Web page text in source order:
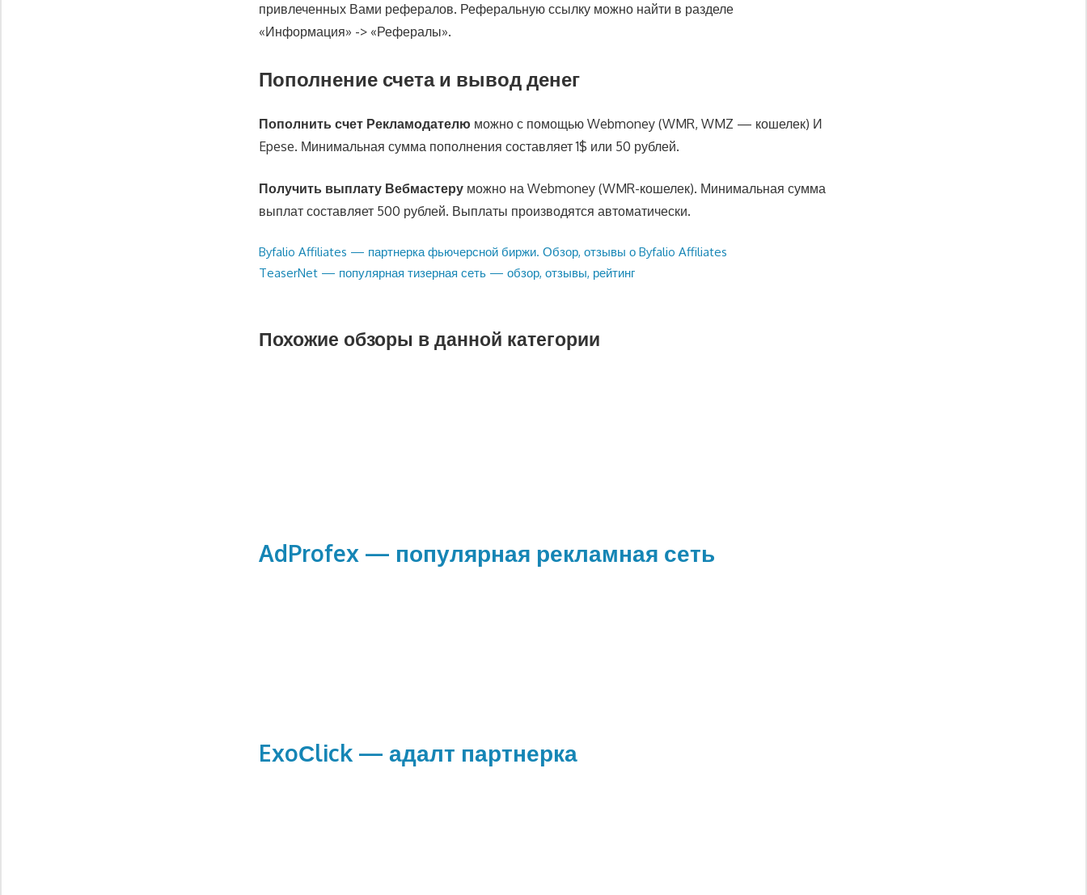
привлеченных Вами рефералов. Реферальную ссылку можно найти в разделе
«Информация» -> «Рефералы».
Пополнение счета и вывод денег
Пополнить счет Рекламодателю можно с помощью Webmoney (WMR, WMZ — кошелек) И
Epese. Минимальная сумма пополнения составляет 1$ или 50 рублей.
Получить выплату Вебмастеру можно на Webmoney (WMR-кошелек). Минимальная сумма
выплат составляет 500 рублей. Выплаты производятся автоматически.
Навигация
Предыдущая
запись:
Byfalio Affiliates — партнерка фьючерсной биржи. Обзор, отзывы о Byfalio Affiliates
Следующая
TeaserNet — популярная тизерная сеть — обзор, отзывы, рейтинг
Похожие обзоры в данной категории
AdProfex — популярная рекламная сеть
ExoСlick — адалт партнерка